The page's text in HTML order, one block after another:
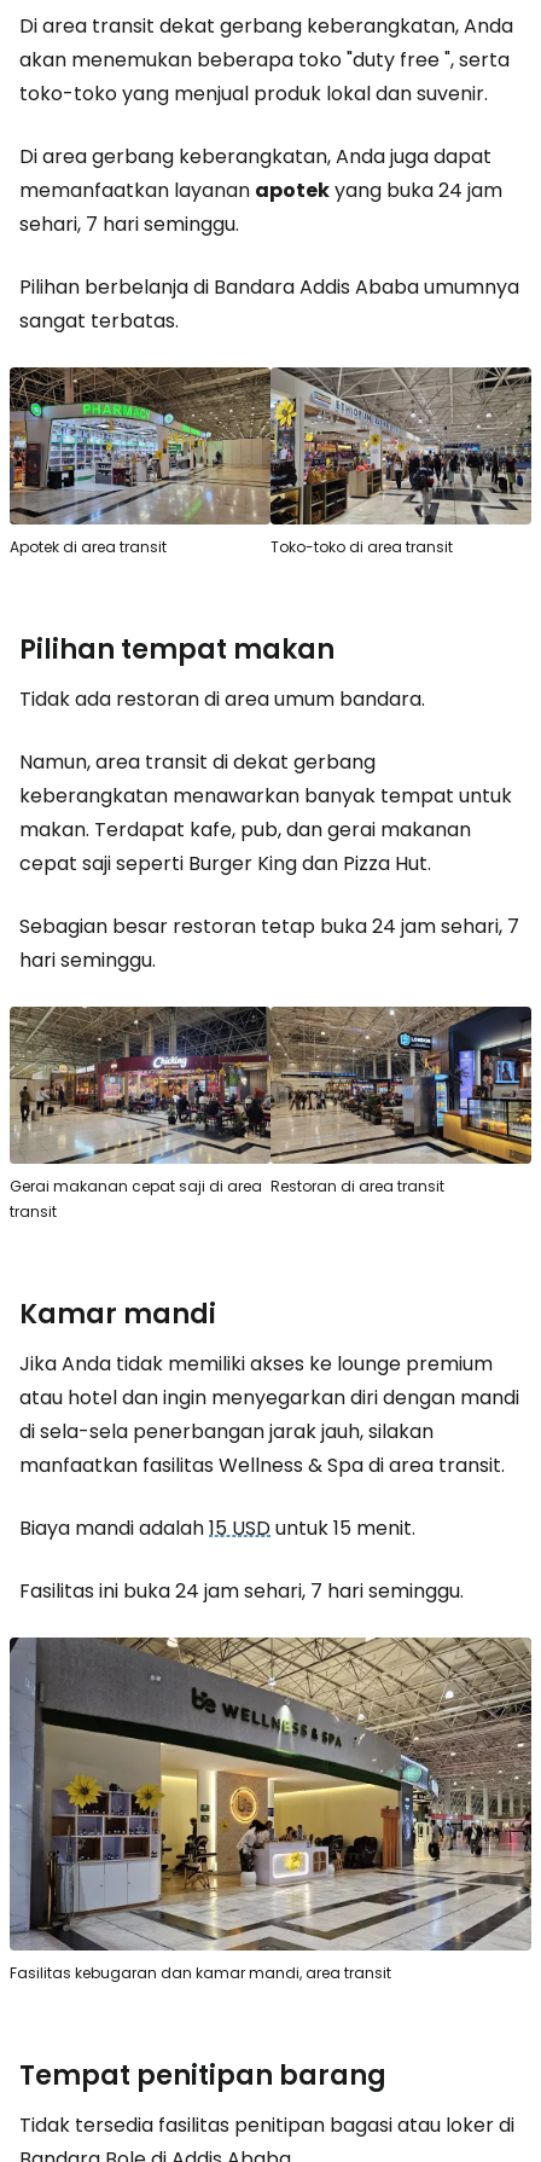
Di area transit dekat gerbang keberangkatan, Anda
akan menemukan beberapa toko "duty free", serta
toko-toko yang menjual produk lokal dan suvenir.
Di area gerbang keberangkatan, Anda juga dapat
memanfaatkan layanan apotekyang buka 24 jam
sehari, 7 hari seminggu.
Pilihan berbelanja di Bandara Addis Ababa umumnya
sangat terbatas.
Apotek di area transit Toko-toko di area transit
Pilihan tempat makan
Tidak ada restoran di area umum bandara.
Namun, area transit di dekat gerbang
keberangkatan menawarkan banyak tempat untuk
makan. Terdapat kafe, pub, dan gerai makanan
cepat saji seperti Burger King dan Pizza Hut.
Sebagian besar restoran tetap buka 24 jam sehari, 7
hari seminggu.
Gerai makanan cepat saji di area
transit
Restoran di area transit
Kamar mandi
Jika Anda tidak memiliki akses ke lounge premium
atau hotel dan ingin menyegarkan diri dengan mandi
di sela-sela penerbangan jarak jauh, silakan
manfaatkan fasilitas Wellness & Spa di area transit.
Biaya mandi adalah15 USDuntuk 15 menit.
Fasilitas ini buka 24 jam sehari, 7 hari seminggu.
Fasilitas kebugaran dan kamar mandi, area transit
Tempat penitipan barang
Tidak tersedia fasilitas penitipan bagasi atau loker di